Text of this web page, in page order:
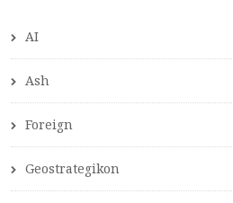
AI
Ash
Foreign
Geostrategikon